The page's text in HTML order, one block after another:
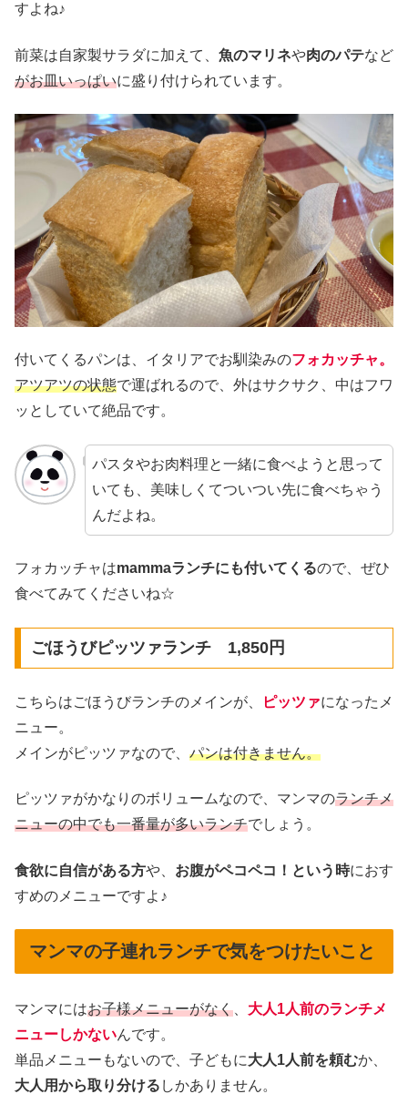
すよね♪
前菜は自家製サラダに加えて、 魚のマリネや肉のパテなど
がお皿いっぱいに盛り付けられています。
付いてくるパンは、イタリアでお馴染みのフォカッチャ。
アツアツの状態で運ばれるので、外はサクサク、中はフワ
ッとしていて絶品です。
パスタやお肉料理と一緒に食べようと思って
いても、美味しくてついつい先に食べちゃう
んだよね。
フォカッチャはmammaランチにも付いてくるので、ぜひ
食べてみてくださいね☆
ごほうびピッツァランチ 1,850円
こちらはごほうびランチのメインが、 ピッツァになったメ
ニュー。
メインがピッツァなので、 パンは付きません。
ピッツァがかなりのボリュームなので、マンマのランチメ
ニューの中でも一番量が多いランチでしょう。
食欲に自信がある方や、 お腹がペコペコ！という時におす
すめのメニューですよ♪
マンマの子連れランチで気をつけたいこと
マンマにはお子様メニューがなく
大人1人前のランチメ
ニューしかないんです。
単品メニューもないので、子どもに大人1人前を頼むか、
大人用から取り分ける しかありません。